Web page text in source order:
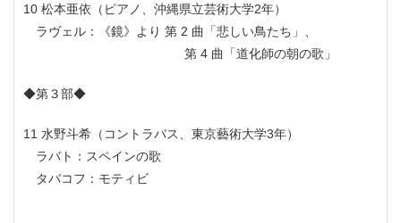
10 松本亜依（ピアノ、沖縄県立芸術大学2年）
ラヴェル：《鏡》より 第 2 曲「悲しい鳥たち」、
第 4 曲「道化師の朝の歌」
◆第３部◆
11 水野斗希（コントラバス、東京藝術大学3年）
ラバト：スペインの歌
タバコフ：モティビ